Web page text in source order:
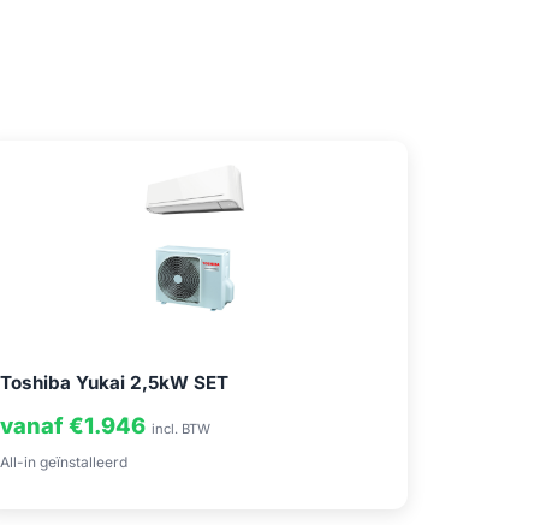
Toshiba Yukai 2,5kW SET
vanaf €1.946 incl. BTW
All-in geïnstalleerd